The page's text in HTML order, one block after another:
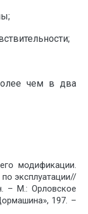
чем в два
модификации.
эксплуатации//
– М.: Орловское
197. –